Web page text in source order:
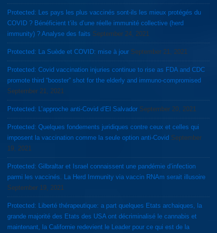
Protected: Les pays les plus vaccinés sont-ils les mieux protégés du
COVID ? Bénéficient t’ils d’une réelle immunité collective (herd
immunity) ? Analyse des faits September 24, 2021
Protected: La Suède et COVID: mise à jour September 21, 2021
Protected: Covid vaccination injuries continue to rise as FDA and CDC
promote third “booster” shot for the elderly and immuno-compromised
September 21, 2021
Protected: L’approche anti-Covid d’El Salvador September 20, 2021
Protected: Quelques fondements juridiques contre ceux et celles qui
imposent la vaccination comme la seule option anti-Covid September
19, 2021
Protected: Gilbraltar et Israel connaissent une pandémie d’infection
parmi les vaccinés. La Herd Immunity via vaccin RNAm serait illusoire
September 19, 2021
Protected: Liberté thérapeutique: a part quelques Etats archaiques, la
grande majorité des Etats des USA ont décriminalisé le cannabis et
maintenant, la Californie redevient le Leader pour ce qui est de la